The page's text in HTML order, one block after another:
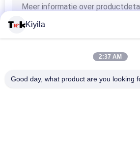
Kiyila
2:37 AM
Good day, what product are you looking